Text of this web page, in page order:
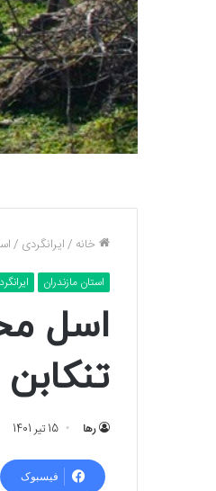
خانه /ایرانگردی /
استان مازندران
اسل
تنکابن
رها 15 تیر 1401
فیسبوک